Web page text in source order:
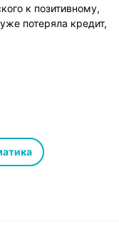
к позитивному,
потеряла кредит,
является
собой
разума
от пышно
науки…»